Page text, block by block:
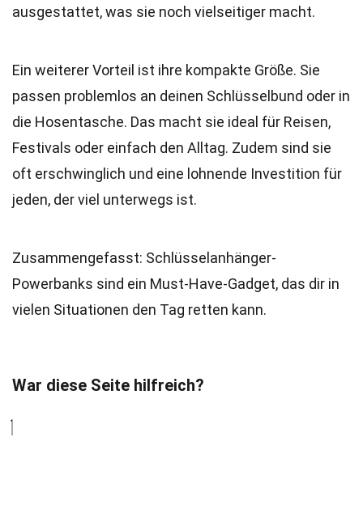
ausgestattet, was sie noch vielseitiger macht.
Ein weiterer Vorteil ist ihre kompakte Größe. Sie
passen problemlos an deinen Schlüsselbund oder in
die Hosentasche. Das macht sie ideal für Reisen,
Festivals oder einfach den Alltag. Zudem sind sie
oft erschwinglich und eine lohnende Investition für
jeden, der viel unterwegs ist.
Zusammengefasst: Schlüsselanhänger-
Powerbanks sind ein Must-Have-Gadget, das dir in
vielen Situationen den Tag retten kann.
War diese Seite hilfreich?